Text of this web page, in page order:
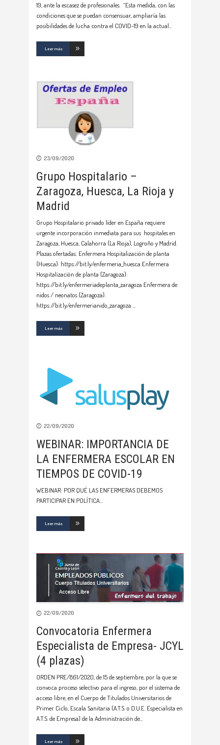
19, ante la escasez de profesionales. “Esta medida, con las
condiciones que se puedan consensuar, ampliaría las
posibilidades de lucha contra el COVID-19 en la actual
Leer más
23/09/2020
Grupo Hospitalario –
Zaragoza, Huesca, La Rioja y
Madrid
Grupo Hospitalario privado líder en España requiere
urgente incorporación inmediata para sus hospitales en
Zaragoza, Huesca, Calahorra (La Rioja), Logroño y Madrid.
Plazas ofertadas: Enfermera Hospitalización de planta
(Huesca): https://bit.ly/enfermeria_huesca Enfermera
Hospitalización de planta (Zaragoza):
https://bit.ly/enfermeriadeplanta_zaragoza Enfermera de
nidos / neonatos (Zaragoza):
https://bit.ly/enfermerianido_zaragoza
Leer más
22/09/2020
WEBINAR: IMPORTANCIA DE
LA ENFERMERA ESCOLAR EN
TIEMPOS DE COVID-19
WEBINAR: POR QUÉ LAS ENFERMERAS DEBEMOS
PARTICIPAR EN POLÍTICA
Leer más
22/09/2020
Convocatoria Enfermera
Especialista de Empresa- JCYL
(4 plazas)
ORDEN PRE/861/2020, de 15 de septiembre, por la que se
convoca proceso selectivo para el ingreso, por el sistema de
acceso libre, en el Cuerpo de Titulados Universitarios de
Primer Ciclo, Escala Sanitaria (A.T.S. o D.U.E. Especialista en
A.T.S. de Empresa) de la Administración de
Leer más